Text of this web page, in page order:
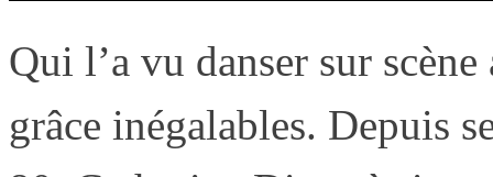
Qui l’a vu danser sur
grâce inégalables. Depuis